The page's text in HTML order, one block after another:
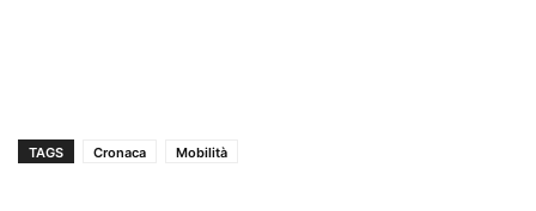
TAGS Cronaca Mobilità